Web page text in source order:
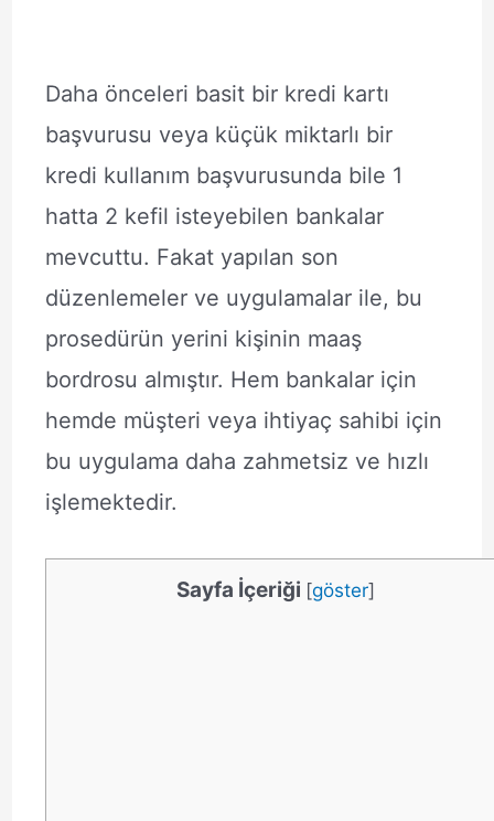
Daha önceleri basit bir kredi kartı
başvurusu veya küçük miktarlı bir
kredi kullanım başvurusunda bile 1
hatta 2 kefil isteyebilen bankalar
mevcuttu. Fakat yapılan son
düzenlemeler ve uygulamalar ile, bu
prosedürün yerini kişinin maaş
bordrosu almıştır. Hem bankalar için
hemde müşteri veya ihtiyaç sahibi için
bu uygulama daha zahmetsiz ve hızlı
işlemektedir.
Sayfa İçeriği [göster]